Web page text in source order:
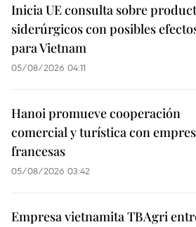
Inicia UE consulta sobre
siderúrgicos con posibles
para Vietnam
05/08/2026 04:11
Hanoi promueve cooperación
comercial y turística con
francesas
05/08/2026 03:42
Empresa vietnamita TBAgri